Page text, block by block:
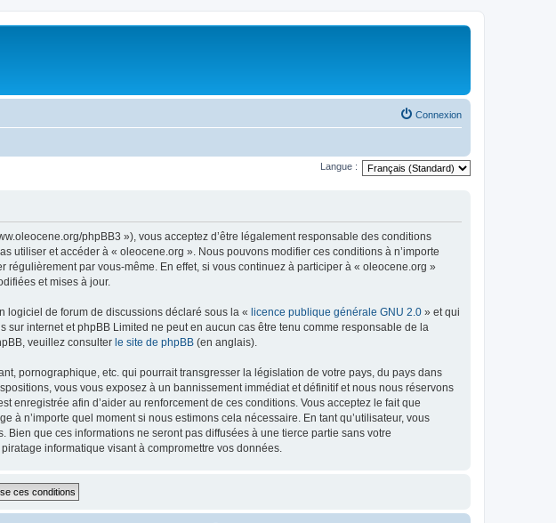
Connexion
Langue :
phpBB3 »), vous acceptez d’être légalement responsable des conditions
utiliser et accéder à « oleocene.org ». Nous pouvons modifier ces conditions à n’importe
par vous-même. En effet, si vous continuez à participer à « oleocene.org »
et mises à jour.
logiciel de forum de discussions déclaré sous la « licence publique générale GNU 2.0 » et qui
internet et phpBB Limited ne peut en aucun cas être tenu comme responsable de la
veuillez consulter le site de phpBB (en anglais).
pornographique, etc. qui pourrait transgresser la législation de votre pays, du pays dans
vous vous exposez à un bannissement immédiat et définitif et nous nous réservons
enregistrée afin d’aider au renforcement de ces conditions. Vous acceptez le fait que
n’importe quel moment si nous estimons cela nécessaire. En tant qu’utilisateur, vous
que ces informations ne seront pas diffusées à une tierce partie sans votre
informatique visant à compromettre vos données.